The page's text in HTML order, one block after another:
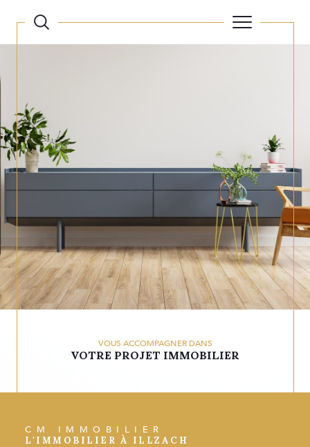
VOUS ACCOMPAGNER DANS
VOTRE PROJET IMMOBILIER
CM IMMOBILIER
L'IMMOBILIER À ILLZACH